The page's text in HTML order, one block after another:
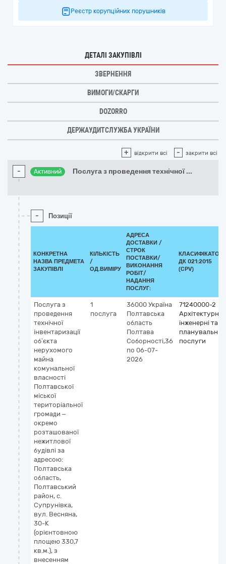
Реєстр корупційних порушників
ДЕТАЛІ ЗАКУПІВЛІ
ЗВЕРНЕННЯ
ВИМОГИ/СКАРГИ
DOZORRO
ДЕРЖАУДИТСЛУЖБА УКРАЇНИ
+ відкрити всі - закрити всі
- Активний Послуга з проведення технічної ...
- Позиції
КОНКРЕТНА
НАЗВА ПРЕДМЕТА
ЗАКУПІВЛІ
КІЛЬКІСТЬ
/
ОД.ВИМІРУ
АДРЕСА
ДОСТАВКИ /
СТРОК
ПОСТАВКИ/
ВИКОНАННЯ
РОБІТ/
НАДАННЯ
ПОСЛУГ:
КЛАСИФІКАТОР
ДК 021:2015
(CPV)
Послуга з
проведення
технічної
інвентаризації
об’єкта
нерухомого
майна
комунальної
власності
Полтавської
міської
територіальної
громади –
окремо
розташованої
нежитлової
будівлі за
адресою:
Полтавська
область,
Полтавський
район, с.
Супрунівка,
вул. Весняна,
30-К
(орієнтовною
площею 330,7
кв.м.), з
внесенням
1
послуга
36000 Україна
Полтавська
область
Полтава
Соборності,36
по 06-07-
2026
71240000-2
Архітектурні,
інженерні та
планувальні
послуги